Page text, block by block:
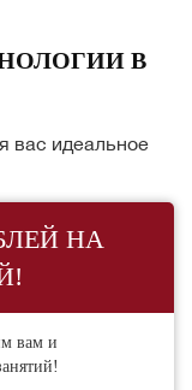
В
вас идеальное
НА
вам и